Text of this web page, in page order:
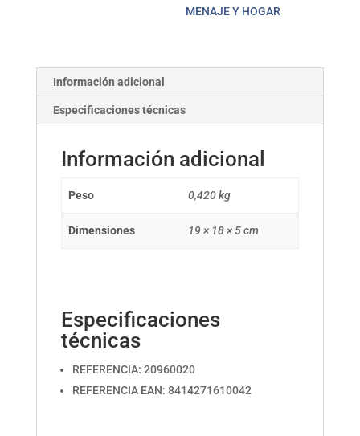
MENAJE Y HOGAR
Información adicional
Especificaciones técnicas
Información adicional
Peso 0,420 kg
Dimensiones 19 × 18 × 5 cm
Especificaciones
técnicas
REFERENCIA: 20960020
REFERENCIA EAN: 8414271610042